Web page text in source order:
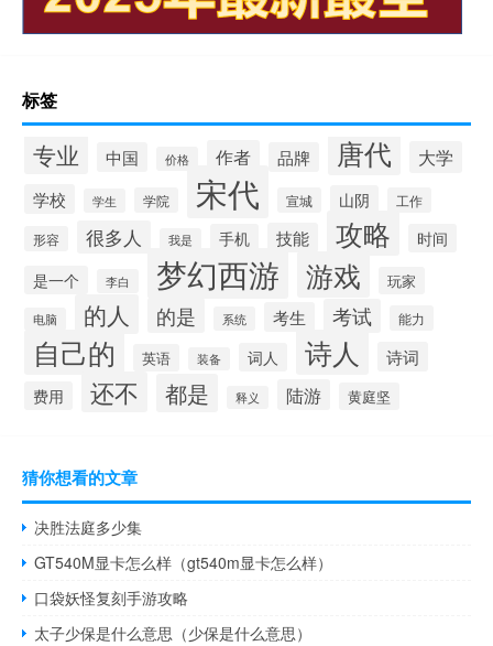
标签
专业 中国 价格 作者 品牌 唐代 大学
学校 学生 学院 宋代 宣城 山阴 工作
形容 很多人 我是 手机 技能 攻略
时间
是一个
李白 梦幻西游 游戏 玩家
电脑 的人 的是 系统 考生 考试 能力
自己的 英语 装备 词人 诗人 诗词
费用 还不 都是 释义 陆游 黄庭坚
猜你想看的文章
决胜法庭多少集
GT540M显卡怎么样（gt540m显卡怎么样）
口袋妖怪复刻手游攻略
太子少保是什么意思（少保是什么意思）